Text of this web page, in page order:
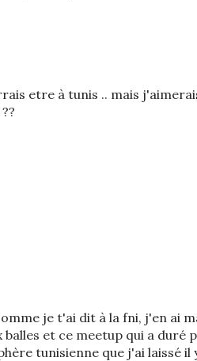
etre à tunis .. mais
je t'ai dit à la fni, j'en ai
balles et ce meetup qui a duré
tunisienne que j'ai laissé il